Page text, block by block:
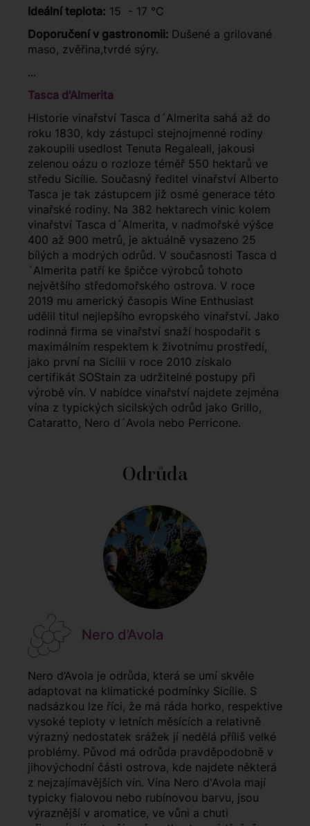
Ideální teplota: 15 - 17 °C
Doporučení v gastronomii: Dušené a grilované
maso, zvěřina,tvrdé sýry.
...
Tasca d'Almerita
Historie vinařství Tasca d´Almerita sahá až do
roku 1830, kdy zástupci stejnojmenné rodiny
zakoupili usedlost Tenuta Regaleali, jakousi
zelenou oázu o rozloze téměř 550 hektarů ve
středu Sicílie. Současný ředitel vinařství Alberto
Tasca je tak zástupcem již osmé generace této
vinařské rodiny. Na 382 hektarech vinic kolem
vinařství Tasca d´Almerita, v nadmořské výšce
400 až 900 metrů, je aktuálně vysazeno 25
bílých a modrých odrůd. V současnosti Tasca d
´Almerita patří ke špičce výrobců tohoto
největšího středomořského ostrova. V roce
2019 mu americký časopis Wine Enthusiast
udělil titul nejlepšího evropského vinařství. Jako
rodinná firma se vinařství snaží hospodařit s
maximálním respektem k životnímu prostředí,
jako první na Sicílii v roce 2010 získalo
certifikát SOStain za udržitelné postupy při
výrobě vín. V nabídce vinařství najdete zejména
vína z typických sicilských odrůd jako Grillo,
Cataratto, Nero d´Avola nebo Perricone.
Odrůda
Nero d’Avola
Nero d’Avola je odrůda, která se umí skvěle
adaptovat na klimatické podmínky Sicílie. S
nadsázkou lze říci, že má ráda horko, respektive
vysoké teploty v letních měsících a relativně
výrazný nedostatek srážek jí nedělá příliš velké
problémy. Původ má odrůda pravděpodobně v
jihovýchodní části ostrova, kde najdete některá
z nejzajímavějších vín. Vína Nero d'Avola mají
typicky fialovou nebo rubínovou barvu, jsou
výraznější v aromatice, ve vůni a chuti